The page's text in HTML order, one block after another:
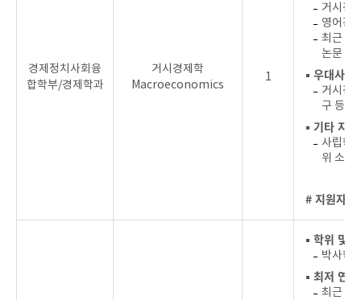
경제정치사회융
합학부/경제학과
거시경제학
Macroeconomics
1
거시경
영어강
최근 4
논문 1
▪ 우대사항
거시경
구 등)
▪ 기타 지
사립학
위 소지
# 지원자
▪ 학위 및
박사학
▪ 최저 연
최근 4